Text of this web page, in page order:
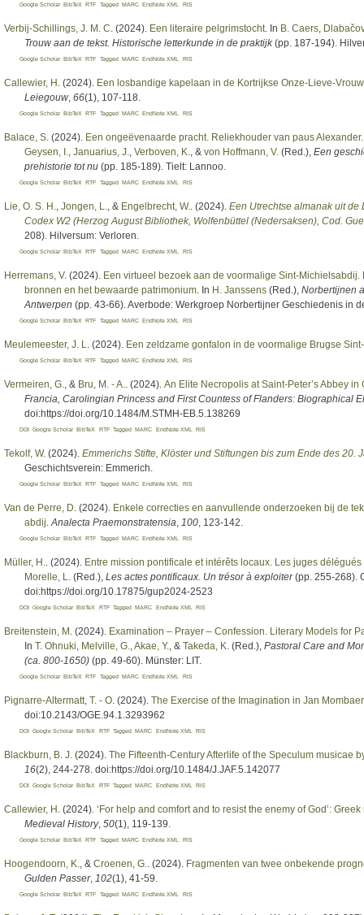
Google Scholar BibTeX RTF Tagged MARC EndNote XML RIS
Verbij-Schillings, J. M. C . (2024). Een literaire pelgrimstocht . In B. Caers
Trouw aan de tekst. Historische letterkunde in de praktijk(pp. 187-194).
Google Scholar BibTeX RTF Tagged MARC EndNote XML RIS
Callewier, H . (2024). Een losbandige kapelaan in de Kortrijkse Onze-Lieve-
Leiegouw 66(1), 107-118.
Google Scholar BibTeX RTF Tagged MARC EndNote XML RIS
Balace, S . (2024). Een ongeëvenaarde pracht. Reliekhouder van paus
Geysen, I.
Januarius, J. Verboven, K. , & von Hoffmann, V. (Red.) Een
prehistorie tot nu (pp. 185-189). Tielt: Lannoo.
Google Scholar BibTeX RTF Tagged MARC EndNote XML RIS
Lie, O. S. H. Jongen, L. , & Engelbrecht, W. . (2024). Een Utrechtse almanak uit de
Codex W2 (Herzog August Bibliothek, Wolfenbüttel (Nedersaksen), Cod.
208). Hilversum: Verloren.
Google Scholar BibTeX RTF Tagged MARC EndNote XML RIS
Herremans, V. (2024). Een virtueel bezoek aan de voormalige Sint-
bronnen en het bewaarde patrimonium . In H. Janssens (Red.) Norbertijnen
Antwerpen (pp. 43-66). Averbode: Werkgroep Norbertijner Geschiedenis in
Google Scholar BibTeX RTF Tagged MARC EndNote XML RIS
Meulemeester, J. L . (2024). Een zeldzame gonfalon in de voormalige Brugse
Google Scholar BibTeX RTF Tagged MARC EndNote XML RIS
Vermeiren, G. , & Bru, M. - A. . (2024). An Elite Necropolis at Saint-Peter’s Abbey in
Francia, Carolingian Princess and First Countess of Flanders: Biographical
doi:https://doi.org/10.1484/M.STMH-EB.5.138269
DOI Google Scholar BibTeX RTF Tagged MARC EndNote XML RIS
Tekolf, W. (2024). Emmerichs Stifte, Klöster und Stiftungen bis zum Ende des 20.
Geschichtsverein: Emmerich.
Google Scholar BibTeX RTF Tagged MARC EndNote XML RIS
Van de Perre, D . (2024). Enkele correcties en aanvullende onderzoeken bij de
abdij Analecta Praemonstratensia 100 , 123-142.
Google Scholar BibTeX RTF Tagged MARC EndNote XML RIS
Müller, H. . (2024). Entre mission pontificale et intérêts locaux. Les juges délégués
Morelle, L.
(Red.) Les actes pontificaux. Un trésor à exploiter(pp. 255-268).
doi:https://doi.org/10.17875/gup2024-2523
DOI Google Scholar BibTeX RTF Tagged MARC EndNote XML RIS
Breitenstein, M . (2024). Examination – Prayer – Confession. Literary Models for
In T. Ohnuki Melville, G. Akae, Y. , & Takeda, K. (Red.) Pastoral Care and
(ca. 800-1650) (pp. 49-60). Münster: LIT.
Google Scholar BibTeX RTF Tagged MARC EndNote XML RIS
Pignarre-Altermatt, T. - O . (2024). The Exercise of the Imagination in Jan
doi:10.2143/OGE.94.1.3293962
DOI Google Scholar BibTeX RTF Tagged MARC EndNote XML RIS
Blackburn, B. J . (2024). The Fifteenth-Century Afterlife of the Speculum musicae
16(2), 244-278. doi:https://doi.org/10.1484/J.JAF.5.142077
DOI Google Scholar BibTeX RTF Tagged MARC EndNote XML RIS
Callewier, H . (2024). ‘For help and comfort and to resist the enemy of God’:
Medieval History, 50(1), 119-139.
Google Scholar BibTeX RTF Tagged MARC EndNote XML RIS
Hoogendoorn, K. , & Croenen, G. . (2024). Fragmenten van twee onbekende
Gulden Passer, 102(1), 41-59.
Google Scholar BibTeX RTF Tagged MARC EndNote XML RIS